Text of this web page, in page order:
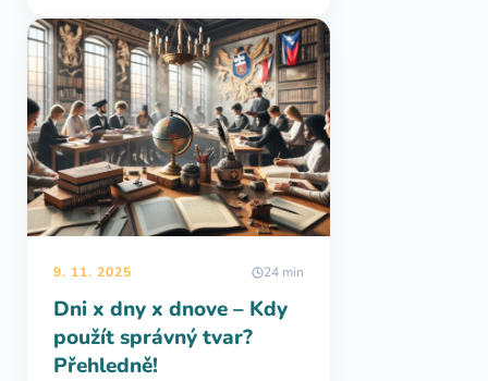
9. 11. 2025 24 min
Dni x dny x dnove – Kdy
použít správný tvar?
Přehledně!